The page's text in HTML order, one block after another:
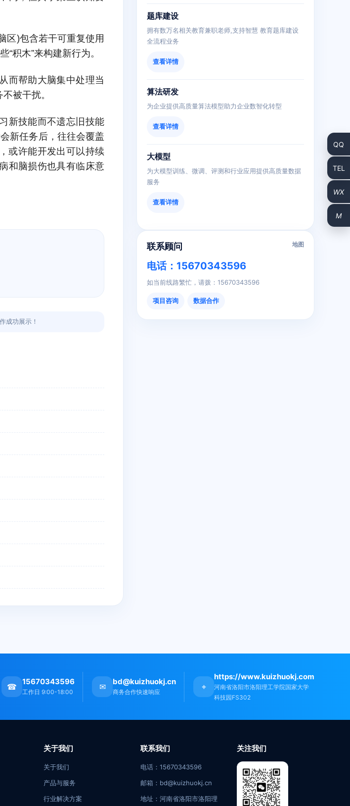
区)包含若干可重复使用
积木”来构建新行为。
而帮助大脑集中处理当
被干扰。
新技能而不遗忘旧技能
新任务后，往往会覆盖
或许能开发出可以持续
和脑损伤也具有临床意
成功展示！
题库建设
拥有数万名相关教育兼职老师,支持智慧 教育题库建设
全流程业务
查看详情
算法研发
为企业提供高质量算法模型助力企业数智化转型
查看详情
大模型
为大模型训练、微调、评测和行业应用提供高质量数据
服务
查看详情
联系顾问 地图
电话：15670343596
如当前线路繁忙，请拨：15670343596
项目咨询 数据合作
☎
15670343596
工作日 9:00-18:00
✉
bd@kuizhuokj.cn
商务合作快速响应
⌖
https://www.kuizhuokj.com
河南省洛阳市洛阳理工学院国家大学
科技园FS302
关于我们
关于我们
产品与服务
行业解决方案
联系我们
电话：15670343596
邮箱：bd@kuizhuokj.cn
地址：河南省洛阳市洛阳理
关注我们